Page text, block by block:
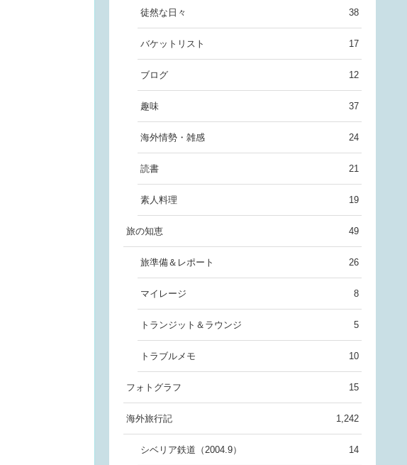
徒然な日々 38
バケットリスト 17
ブログ 12
趣味 37
海外情勢・雑感 24
読書 21
素人料理 19
旅の知恵 49
旅準備＆レポート 26
マイレージ 8
トランジット＆ラウンジ 5
トラブルメモ 10
フォトグラフ 15
海外旅行記 1,242
シベリア鉄道（2004.9） 14